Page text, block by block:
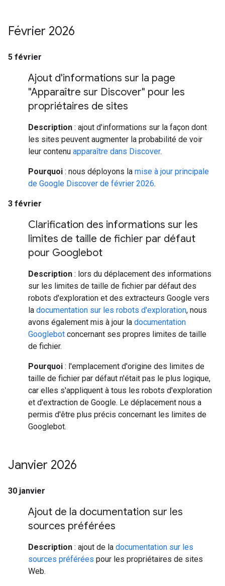
Février 2026
5 février
Ajout d'informations sur la page
"Apparaître sur Discover" pour les
propriétaires de sites
Description : ajout d'informations sur la façon dont
les sites peuvent augmenter la probabilité de voir
leur contenu apparaître dans Discover.
Pourquoi : nous déployons la mise à jour principale
de Google Discover de février 2026.
3 février
Clarification des informations sur les
limites de taille de fichier par défaut
pour Googlebot
Description : lors du déplacement des informations
sur les limites de taille de fichier par défaut des
robots d'exploration et des extracteurs Google vers
la documentation sur les robots d'exploration, nous
avons également mis à jour la documentation
Googlebot concernant ses propres limites de taille
de fichier.
Pourquoi : l'emplacement d'origine des limites de
taille de fichier par défaut n'était pas le plus logique,
car elles s'appliquent à tous les robots d'exploration
et d'extraction de Google. Le déplacement nous a
permis d'être plus précis concernant les limites de
Googlebot.
Janvier 2026
30 janvier
Ajout de la documentation sur les
sources préférées
Description : ajout de la documentation sur les
sources préférées pour les propriétaires de sites
Web.